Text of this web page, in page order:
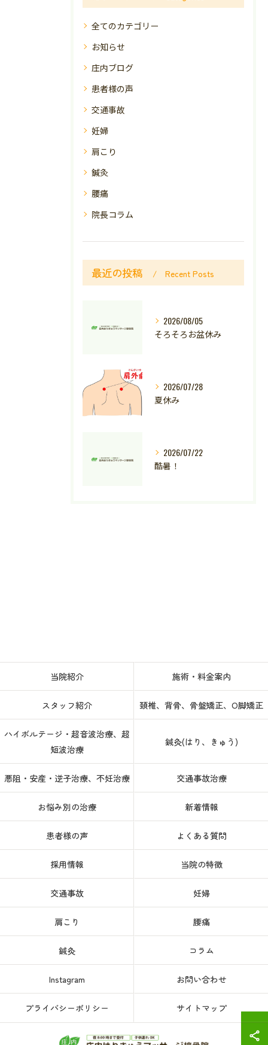
全てのカテゴリー
お知らせ
庄内ブログ
患者様の声
交通事故
妊婦
肩こり
鍼灸
腰痛
院長コラム
最近の投稿 Recent Posts
2026/08/05
そろそろお盆休み
2026/07/28
夏休み
2026/07/22
酷暑！
当院紹介 施術・料金案内
スタッフ紹介 頚椎、背骨、骨盤矯正、O脚矯正
ハイボルテージ・超音波治療、超
短波治療
鍼灸(はり、きゅう)
悪阻・安産・逆子治療、不妊治療 交通事故治療
お悩み別の治療 新着情報
患者様の声 よくある質問
採用情報 当院の特徴
交通事故 妊婦
肩こり 腰痛
鍼灸 コラム
Instagram お問い合わせ
プライバシーポリシー サイトマップ